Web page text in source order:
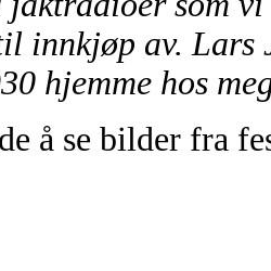
innkjøp av.
hjemme hos
å se bilder fra